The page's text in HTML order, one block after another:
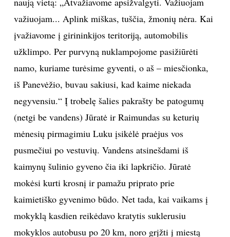
važiuojam... Aplink miškas, tuščia, žmonių nėra. Kai
įvažiavome į girininkijos teritoriją, automobilis
užklimpo. Per purvyną nuklampojome pasižiūrėti
namo, kuriame turėsime gyventi, o aš – miesčionka,
iš Panevėžio, buvau sakiusi, kad kaime niekada
negyvensiu.“ Į trobelę šalies pakrašty be patogumų
(netgi be vandens) Jūratė ir Raimundas su keturių
mėnesių pirmagimiu Luku įsikėlė praėjus vos
pusmečiui po vestuvių. Vandens atsinešdami iš
kaimynų šulinio gyveno čia iki lapkričio. Jūratė
mokėsi kurti krosnį ir pamažu priprato prie
kaimietiško gyvenimo būdo. Net tada, kai vaikams į
mokyklą kasdien reikėdavo kratytis suklerusiu
mokyklos autobusu po 20 km, noro grįžti į miestą